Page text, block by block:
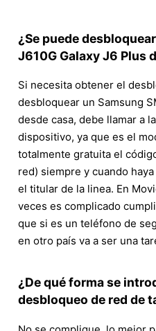
¿Se puede
J610G Galaxy J6 Plus
Si necesita obtener el
desbloquear un Samsung
desde casa, debe llamar a
dispositivo, ya que es el
totalmente gratuita el
red) siempre y cuando
el titular de la linea. En
veces es complicado
que si es un teléfono de
en otro país va a ser una
¿De qué forma se
desbloqueo de red de